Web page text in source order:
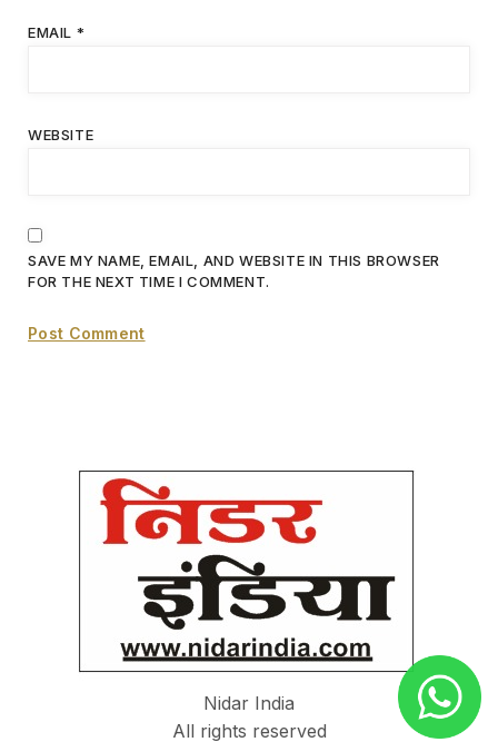
EMAIL *
WEBSITE
SAVE MY NAME, EMAIL, AND WEBSITE IN THIS BROWSER
FOR THE NEXT TIME I COMMENT.
Nidar India
All rights reserved